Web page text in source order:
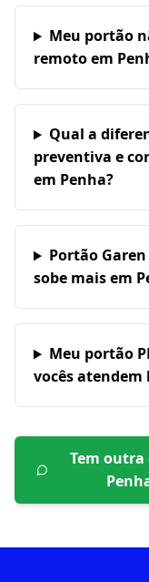
Meu portão
remoto em
Qual a
preventiva e
em Penha?
Portão
sobe mais em
Meu portão
vocês atendem
Tem outra